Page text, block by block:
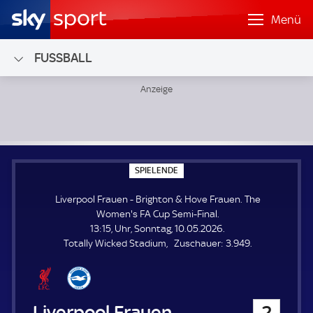
Menü
FUSSBALL
SPIELENDE
P
E
E
N
D
E
Liverpool Frauen - Brighton & Hove Frauen. The
Women's FA Cup Semi-Final.
13:15, Uhr, Sonntag, 10.05.2026.
Totally Wicked Stadium
Zuschauer: Z
3.949.